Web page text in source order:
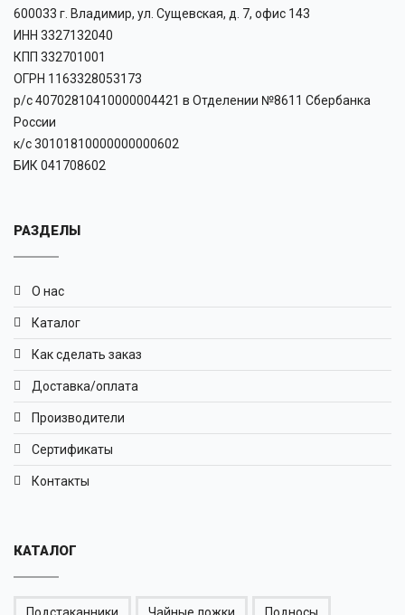
600033 г. Владимир, ул. Сущевская, д. 7, офис 143
ИНН 3327132040
КПП 332701001
ОГРН 1163328053173
р/с 40702810410000004421 в Отделении №8611 Сбербанка
России
к/с 30101810000000000602
БИК 041708602
РАЗДЕЛЫ
О нас
Каталог
Как сделать заказ
Доставка/оплата
Производители
Сертификаты
Контакты
КАТАЛОГ